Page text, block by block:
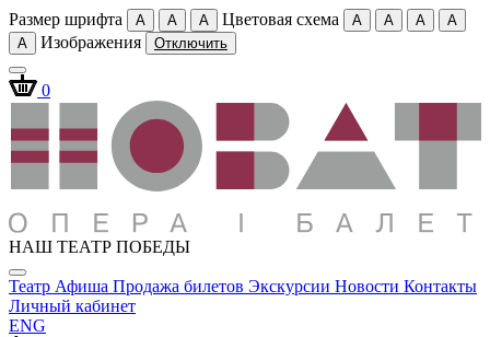
Размер шрифта A A A Цветовая схема A A A
A
A
Изображения Отключить
0
НАШ ТЕАТР ПОБЕДЫ
Театр Афиша Продажа билетов Экскурсии Новости Контакты
Личный кабинет
ENG